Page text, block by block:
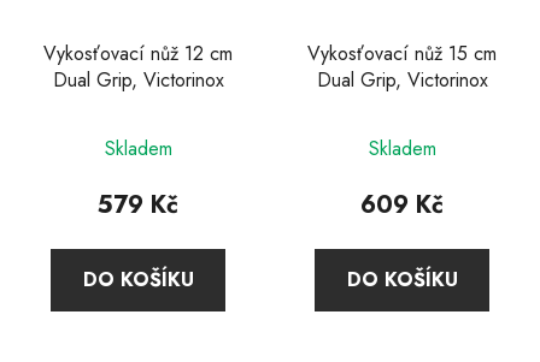
Vykosťovací nůž 12 cm
Dual Grip, Victorinox
Skladem
579 Kč
DO KOŠÍKU
Vykosťovací nůž 15 cm
Dual Grip, Victorinox
Skladem
609 Kč
DO KOŠÍKU